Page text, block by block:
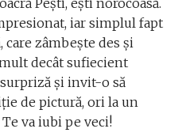
Peşti, eşti norocoasă.
iar simplul fapt
care zâmbeşte des şi
decât sufiecient
şi invit-o să
de pictură, ori la un
va iubi pe veci!